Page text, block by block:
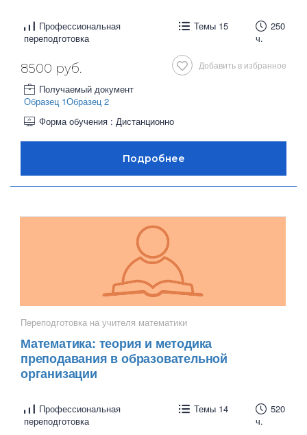
Профессиональная
переподготовка
Темы 15
250
ч.
Добавить в избранное
8500 руб.
Получаемый документ
Образец 1Образец 2
Форма обучения : Дистанционно
Переподготовка на учителя математики
Математика: теория и методика
преподавания в образовательной
организации
Профессиональная
переподготовка
Темы 14
520
ч.